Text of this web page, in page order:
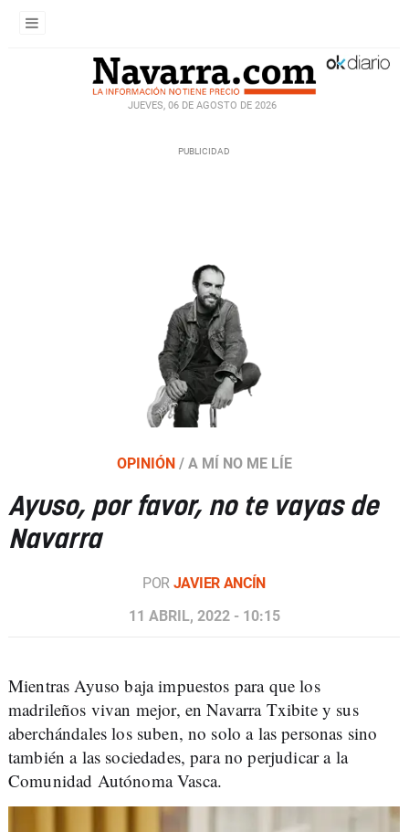
JUEVES, 06 DE AGOSTO DE 2026
OPINIÓN / A MÍ NO ME LÍE
Ayuso, por favor, no te vayas de
Navarra
POR JAVIER ANCÍN
11 ABRIL, 2022 - 10:15
Mientras Ayuso baja impuestos para que los
madrileños vivan mejor, en Navarra Txibite y sus
aberchándales los suben, no solo a las personas sino
también a las sociedades, para no perjudicar a la
Comunidad Autónoma Vasca.